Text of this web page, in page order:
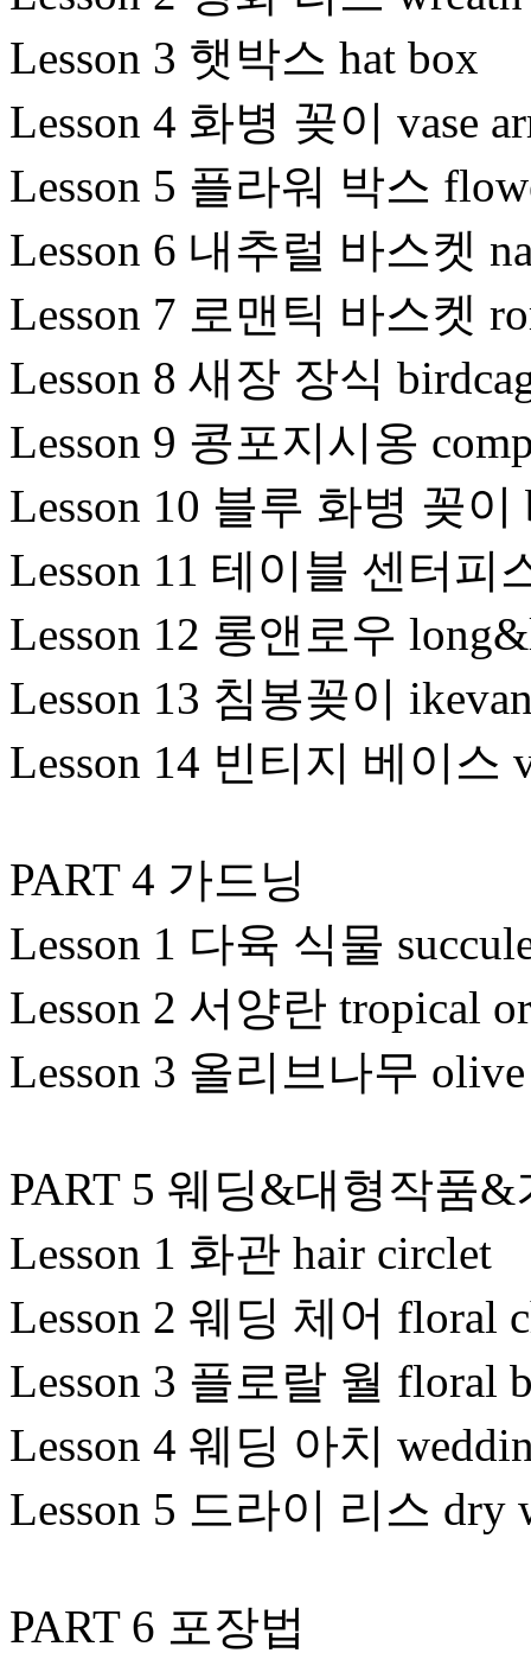
Lesson 3 햇박스 hat box
Lesson 4 화병 꽂이 vase
Lesson 5 플라워 박스
Lesson 6 내추럴 바스켓
Lesson 7 로맨틱 바스켓
Lesson 8 새장 장식
Lesson 9 콩포지시옹
Lesson 10 블루 화병 꽂이
Lesson 11 테이블 센터피
Lesson 12 롱앤로우
Lesson 13 침봉꽂이
Lesson 14 빈티지 베이스
PART 4 가드닝
Lesson 1 다육 식물
Lesson 2 서양란 tropical
Lesson 3 올리브나무 olive
PART 5 웨딩&대형작품&
Lesson 1 화관 hair circlet
Lesson 2 웨딩 체어 floral
Lesson 3 플로랄 월 floral
Lesson 4 웨딩 아치
Lesson 5 드라이 리스 dry
PART 6 포장법